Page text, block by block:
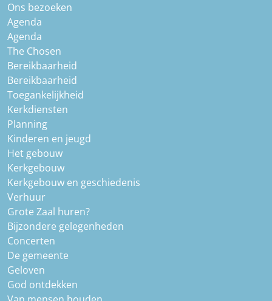
Ons bezoeken
Agenda
Agenda
The Chosen
Bereikbaarheid
Bereikbaarheid
Toegankelijkheid
Kerkdiensten
Planning
Kinderen en jeugd
Het gebouw
Kerkgebouw
Kerkgebouw en geschiedenis
Verhuur
Grote Zaal huren?
Bijzondere gelegenheden
Concerten
De gemeente
Geloven
God ontdekken